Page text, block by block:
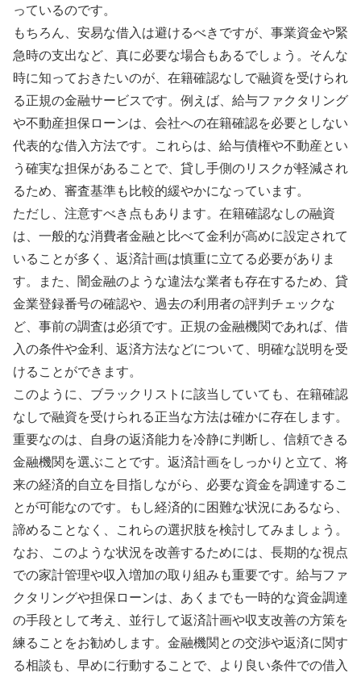
っているのです。
もちろん、安易な借入は避けるべきですが、事業資金や緊
急時の支出など、真に必要な場合もあるでしょう。そんな
時に知っておきたいのが、在籍確認なしで融資を受けられ
る正規の金融サービスです。例えば、給与ファクタリング
や不動産担保ローンは、会社への在籍確認を必要としない
代表的な借入方法です。これらは、給与債権や不動産とい
う確実な担保があることで、貸し手側のリスクが軽減され
るため、審査基準も比較的緩やかになっています。
ただし、注意すべき点もあります。在籍確認なしの融資
は、一般的な消費者金融と比べて金利が高めに設定されて
いることが多く、返済計画は慎重に立てる必要がありま
す。また、闇金融のような違法な業者も存在するため、貸
金業登録番号の確認や、過去の利用者の評判チェックな
ど、事前の調査は必須です。正規の金融機関であれば、借
入の条件や金利、返済方法などについて、明確な説明を受
けることができます。
このように、ブラックリストに該当していても、在籍確認
なしで融資を受けられる正当な方法は確かに存在します。
重要なのは、自身の返済能力を冷静に判断し、信頼できる
金融機関を選ぶことです。返済計画をしっかりと立て、将
来の経済的自立を目指しながら、必要な資金を調達するこ
とが可能なのです。もし経済的に困難な状況にあるなら、
諦めることなく、これらの選択肢を検討してみましょう。
なお、このような状況を改善するためには、長期的な視点
での家計管理や収入増加の取り組みも重要です。給与ファ
クタリングや担保ローンは、あくまでも一時的な資金調達
の手段として考え、並行して返済計画や収支改善の方策を
練ることをお勧めします。金融機関との交渉や返済に関す
る相談も、早めに行動することで、より良い条件での借入